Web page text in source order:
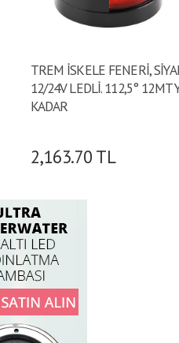
TREM İSKELE FENERİ,
12/24V LEDLİ. 112,5° 12MT
KADAR
2,163.70 TL